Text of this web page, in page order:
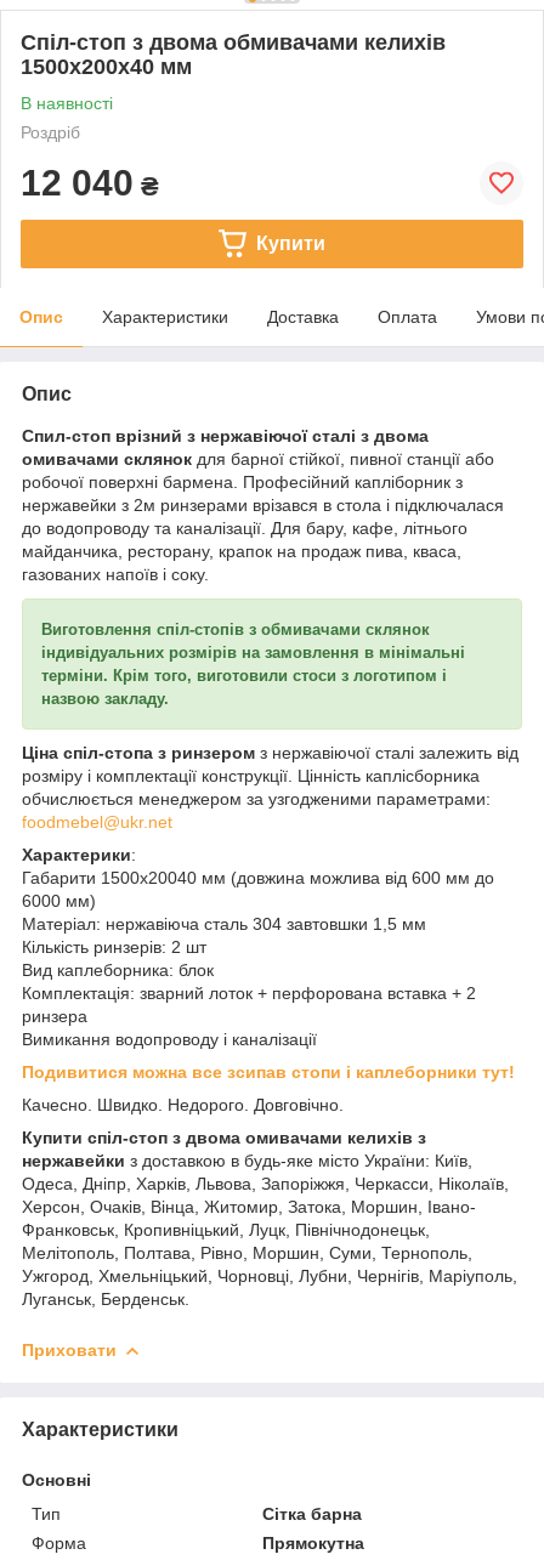
Спіл-стоп з двома обмивачами келихів
1500x200х40 мм
В наявності
Роздріб
12 040 ₴
Купити
Опис Характеристики Доставка Оплата Умови
Опис
Спил-стоп врізний з нержавіючої сталі з двома
омивачами склянок для барної стійкої, пивної станції або
робочої поверхні бармена. Професійний капліборник з
нержавейки з 2м ринзерами врізався в стола і підключалася
до водопроводу та каналізації. Для бару, кафе, літнього
майданчика, ресторану, крапок на продаж пива, кваса,
газованих напоїв і соку.
Виготовлення спіл-стопів з обмивачами склянок
індивідуальних розмірів на замовлення в мінімальні
терміни. Крім того, виготовили стоси з логотипом і
назвою закладу.
Ціна спіл-стопа з ринзером з нержавіючої сталі залежить від
розміру і комплектації конструкції. Цінність каплісборника
обчислюється менеджером за узгодженими параметрами:
foodmebel@ukr.net
Характерики:
Габарити 1500x20040 мм (довжина можлива від 600 мм до
6000 мм)
Матеріал: нержавіюча сталь 304 завтовшки 1,5 мм
Кількість ринзерів: 2 шт
Вид каплеборника: блок
Комплектація: зварний лоток + перфорована вставка + 2
ринзера
Вимикання водопроводу і каналізації
Подивитися можна все зсипав стопи і каплеборники тут!
Качесно. Швидко. Недорого. Довговічно.
Купити спіл-стоп з двома омивачами келихів з
нержавейки з доставкою в будь-яке місто України: Київ,
Одеса, Дніпр, Харків, Львова, Запоріжжя, Черкасси, Ніколаїв,
Херсон, Очаків, Вінца, Житомир, Затока, Моршин, Івано-
Франковськ, Кропивніцький, Луцк, Північнодонецьк,
Мелітополь, Полтава, Рівно, Моршин, Суми, Тернополь,
Ужгород, Хмельніцький, Чорновці, Лубни, Чернігів, Маріуполь,
Луганськ, Берденськ.
Приховати
Характеристики
Основні
Тип
Сітка барна
Форма
Прямокутна